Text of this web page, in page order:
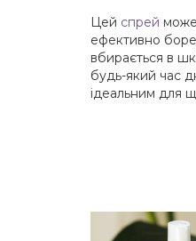
Цей спрей може
ефективно
вбирається в
будь-який час
ідеальним для